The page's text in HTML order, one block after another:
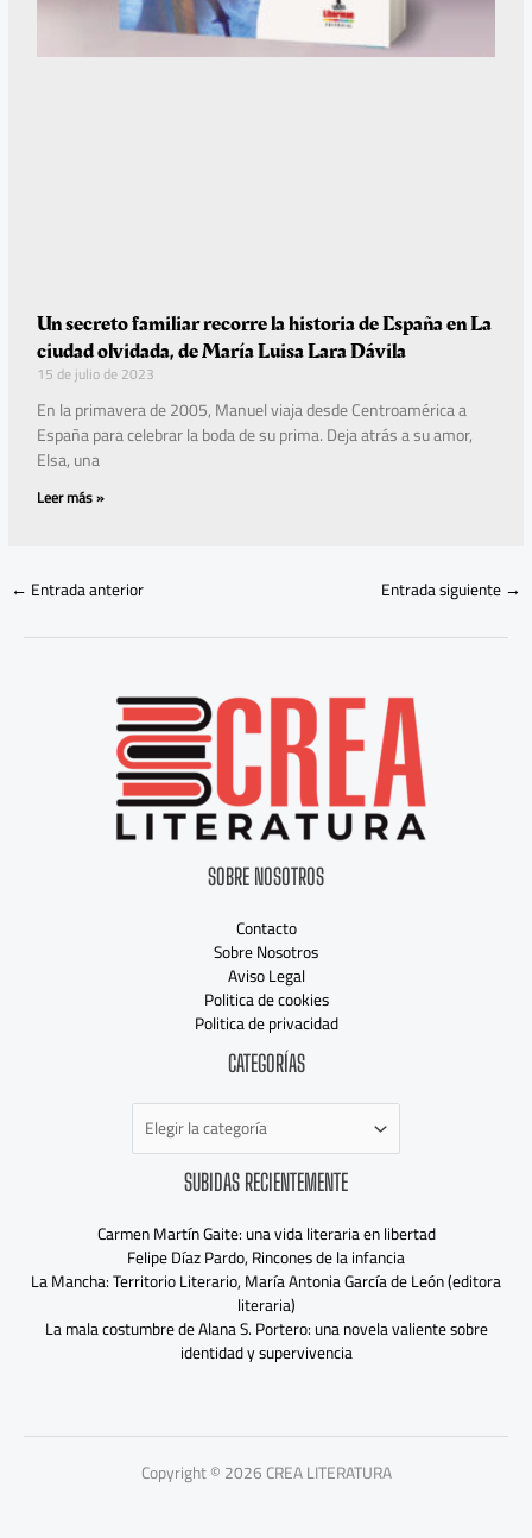
Un secreto familiar recorre la historia de España en La
ciudad olvidada, de María Luisa Lara Dávila
15 de julio de 2023
En la primavera de 2005, Manuel viaja desde Centroamérica a
España para celebrar la boda de su prima. Deja atrás a su amor,
Elsa, una
Leer más »
← Entrada anterior Entrada siguiente→
SOBRE NOSOTROS
Contacto
Sobre Nosotros
Aviso Legal
Politica de cookies
Politica de privacidad
CATEGORÍAS
SUBIDAS RECIENTEMENTE
Carmen Martín Gaite: una vida literaria en libertad
Felipe Díaz Pardo, Rincones de la infancia
La Mancha: Territorio Literario, María Antonia García de León (editora
literaria)
La mala costumbre de Alana S. Portero: una novela valiente sobre
identidad y supervivencia
Copyright © 2026 CREA LITERATURA